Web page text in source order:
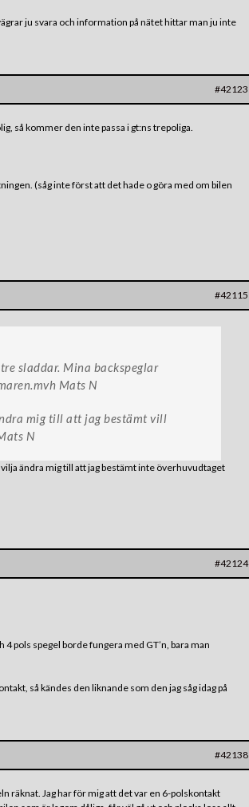
ju svara och information på nätet hittar man ju inte
#42123
så kommer den inte passa i gt:ns trepoliga.
(såg inte först att det hade o göra med om bilen
#42115
sladdar. Mina backspeglar
Mats N
mig till att jag bestämt vill
N
ändra mig till att jag bestämt inte överhuvudtaget
#42124
4 pols spegel borde fungera med GT’n, bara man
så kändes den liknande som den jag såg idag på
#42138
räknat. Jag har för mig att det var en 6-polskontakt